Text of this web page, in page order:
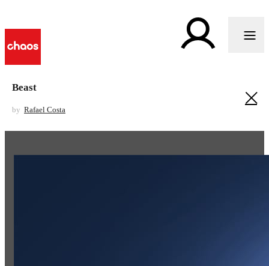
Beast
by Rafael Costa